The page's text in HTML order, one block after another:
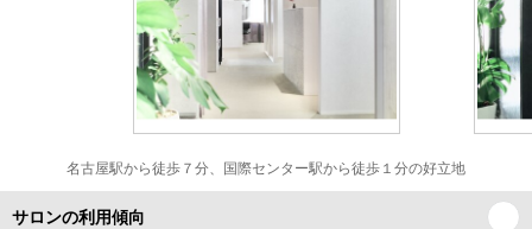
名古屋駅から徒歩７分、国際センター駅から徒歩１分の好立地
サロンの利用傾向